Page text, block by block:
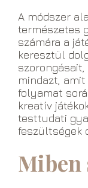
A módszer
természetes
számára a
keresztül
mindazt,
folyamat
kreatív
testtudati
feszültségek
Miben